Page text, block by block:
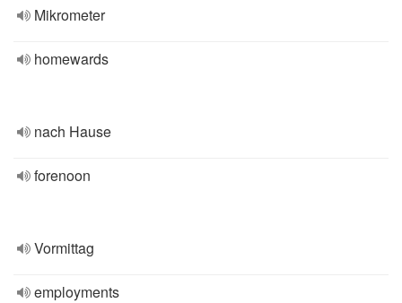
Mikrometer
homewards
nach Hause
forenoon
Vormittag
employments